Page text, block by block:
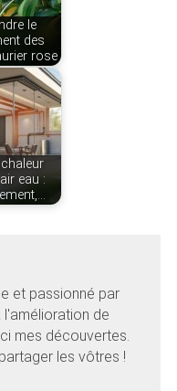
le
des
rose
eau :
et passionné par
de
mes découvertes.
les vôtres !